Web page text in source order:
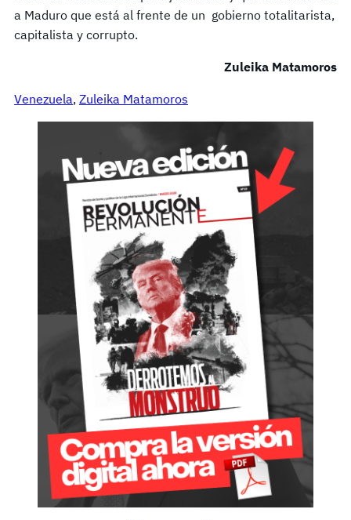
a Maduro que está al frente de un gobierno totalitarista,
capitalista y corrupto.
Zuleika Matamoros
Venezuela, Zuleika Matamoros